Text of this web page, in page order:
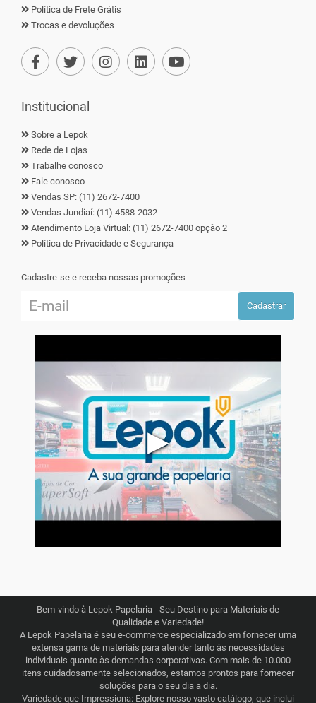
Política de Frete Grátis
Trocas e devoluções
Institucional
Sobre a Lepok
Rede de Lojas
Trabalhe conosco
Fale conosco
Vendas SP: (11) 2672-7400
Vendas Jundiaí: (11) 4588-2032
Atendimento Loja Virtual: (11) 2672-7400 opção 2
Política de Privacidade e Segurança
Cadastre-se e receba nossas promoções
Cadastrar
▶
Bem-vindo à Lepok Papelaria - Seu Destino para Materiais de
Qualidade e Variedade!
A Lepok Papelaria é seu e-commerce especializado em fornecer uma
extensa gama de materiais para atender tanto às necessidades
individuais quanto às demandas corporativas. Com mais de 10.000
itens cuidadosamente selecionados, estamos prontos para fornecer
soluções para o seu dia a dia.
Variedade que Impressiona: Explore nosso vasto catálogo, que inclui